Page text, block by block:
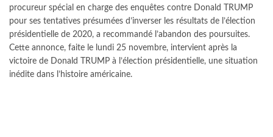
procureur spécial en charge des enquêtes contre Donald TRUMP
pour ses tentatives présumées d’inverser les résultats de l’élection
présidentielle de 2020, a recommandé l’abandon des poursuites.
Cette annonce, faite le lundi 25 novembre, intervient après la
victoire de Donald TRUMP à l’élection présidentielle, une situation
inédite dans l’histoire américaine.